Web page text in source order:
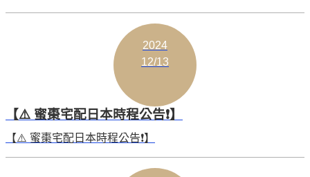
2024
12/13
【⚠️ 蜜棗宅配日本時程公告❗️】
【⚠️ 蜜棗宅配日本時程公告❗️】